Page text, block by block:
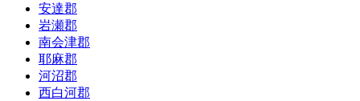
安達郡
岩瀬郡
南会津郡
耶麻郡
河沼郡
西白河郡